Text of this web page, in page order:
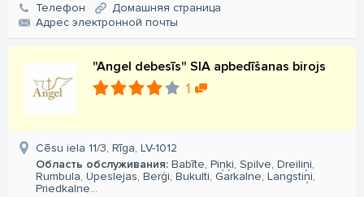
Телефон
Домашняя страница
Aдрес электронной почты
"Angel debesīs" SIA apbedīšanas birojs
1
Cēsu iela 11/3, Rīga, LV-1012
Область обслуживания: Babīte, Piņķi, Spilve, Dreiliņi,
Rumbula, Upeslejas, Berģi, Bukulti, Garkalne, Langstiņi,
Priedkalne...